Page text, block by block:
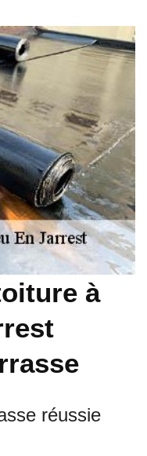
à
réussie